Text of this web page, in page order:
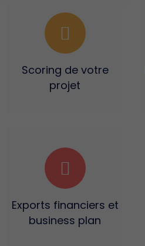
Scoring de votre
projet
Exports financiers et
business plan